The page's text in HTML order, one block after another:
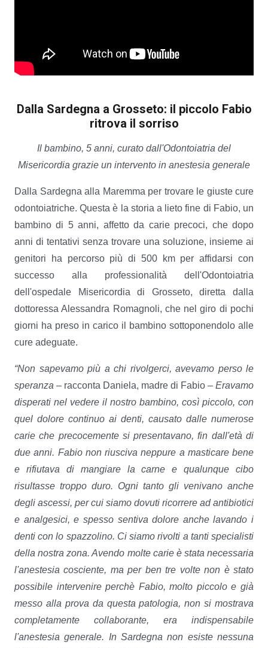
Dalla Sardegna a Grosseto: il piccolo Fabio
ritrova il sorriso
Il bambino, 5 anni, curato dall'Odontoiatria del
Misericordia grazie un intervento in anestesia generale
Dalla Sardegna alla Maremma per trovare le giuste cure
odontoiatriche. Questa è la storia a lieto fine di Fabio, un
bambino di 5 anni, affetto da carie precoci, che dopo
anni di tentativi senza trovare una soluzione, insieme ai
genitori ha percorso più di 500 km per affidarsi con
successo alla professionalità dell'Odontoiatria
dell'ospedale Misericordia di Grosseto, diretta dalla
dottoressa Alessandra Romagnoli, che nel giro di pochi
giorni ha preso in carico il bambino sottoponendolo alle
cure adeguate.
“Non sapevamo più a chi rivolgerci, avevamo perso le
speranza – racconta Daniela, madre di Fabio – Eravamo
disperati nel vedere il nostro bambino, così piccolo, con
quel dolore continuo ai denti, causato dalle numerose
carie che precocemente si presentavano, fin dall'età di
due anni. Fabio non riusciva neppure a masticare bene
e rifiutava di mangiare la carne e qualunque cibo
risultasse troppo duro. Ogni tanto gli venivano anche
degli ascessi, per cui siamo dovuti ricorrere ad antibiotici
e analgesici, e spesso sentiva dolore anche lavando i
denti con lo spazzolino. Ci siamo rivolti a tanti specialisti
della nostra zona. Avendo molte carie è stata necessaria
l'anestesia cosciente, ma per ben tre volte non è stato
possibile intervenire perchè Fabio, molto piccolo e già
messo alla prova da questa patologia, non si mostrava
completamente collaborante, era indispensabile
l'anestesia generale. In Sardegna non esiste nessuna